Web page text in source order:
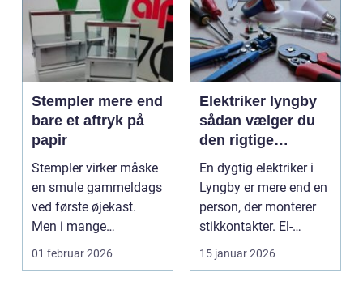
Stempler mere end
bare et aftryk på
papir
Stempler virker måske
en smule gammeldags
ved første øjekast.
Men i mange
virksomheder og også
01 februar 2026
Elektriker lyngby
sådan vælger du
den rigtige
fagmand
En dygtig elektriker i
Lyngby er mere end en
person, der monterer
stikkontakter. El-
installationer e...
15 januar 2026